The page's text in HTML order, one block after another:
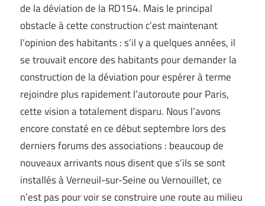
de la déviation de la RD154. Mais le principal
obstacle à cette construction c’est maintenant
l’opinion des habitants : s’il y a quelques années, il
se trouvait encore des habitants pour demander la
construction de la déviation pour espérer à terme
rejoindre plus rapidement l’autoroute pour Paris,
cette vision a totalement disparu. Nous l’avons
encore constaté en ce début septembre lors des
derniers forums des associations : beaucoup de
nouveaux arrivants nous disent que s’ils se sont
installés à Verneuil-sur-Seine ou Vernouillet, ce
n’est pas pour voir se construire une route au milieu